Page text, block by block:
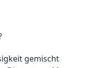
gemischt